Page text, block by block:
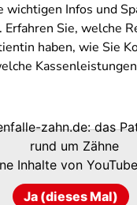
wichtigen Infos und
Erfahren Sie, welche
haben, wie Sie
zahn.de: das
rund um Zähne
Inhalte von YouTube
Ja (dieses Mal)